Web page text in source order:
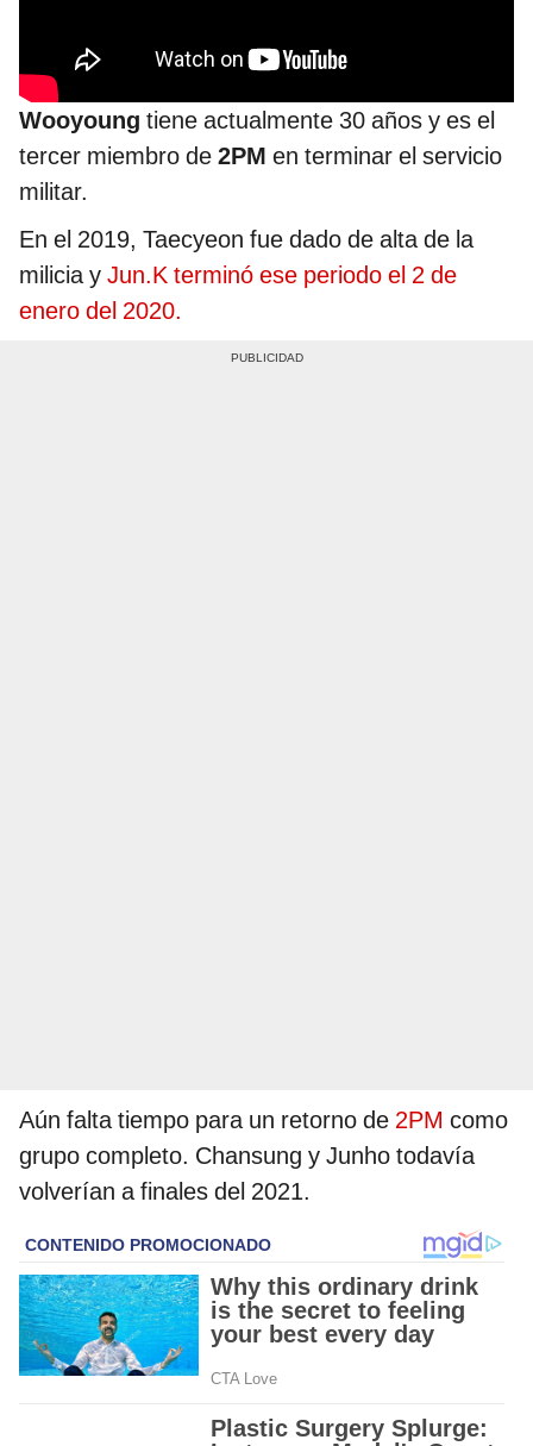
Wooyoung tiene actualmente 30 años y es el
tercer miembro de 2PM en terminar el servicio
militar.
En el 2019, Taecyeon fue dado de alta de la
milicia y Jun.K terminó ese periodo el 2 de
enero del 2020.
Aún falta tiempo para un retorno de 2PM como
grupo completo. Chansung y Junho todavía
volverían a finales del 2021.